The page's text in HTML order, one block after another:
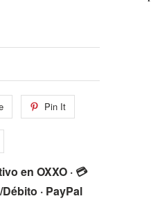
Pin It
en OXXO · 💳
· PayPal